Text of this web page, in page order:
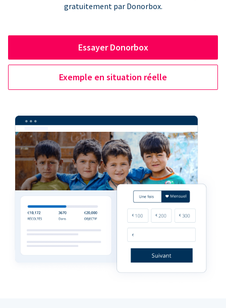
gratuitement par Donorbox.
Essayer Donorbox
Exemple en situation réelle